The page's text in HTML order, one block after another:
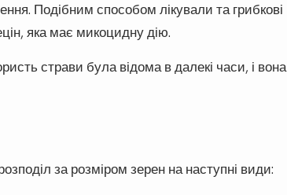
Подібним способом лікували та грибкові
яка має микоцидну дію.
страви була відома в далекі часи, і вона
за розміром зерен на наступні види: